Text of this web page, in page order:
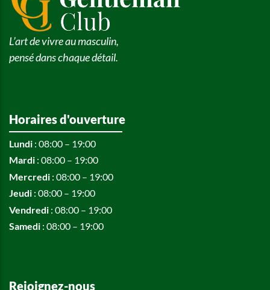
L’art de vivre au masculin,
pensé dans chaque détail.
Horaires d'ouverture
Lundi : 08:00 – 19:00
Mardi : 08:00 – 19:00
Mercredi : 08:00 – 19:00
Jeudi : 08:00 – 19:00
Vendredi : 08:00 – 19:00
Samedi : 08:00 – 19:00
Rejoignez-nous